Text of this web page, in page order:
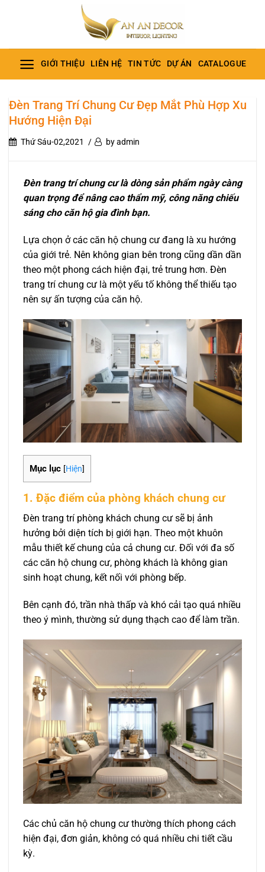
dung
GIỚI THIỆU LIÊN HỆ TIN TỨC DỰ ÁN CATALOGUE
Đèn Trang Trí Chung Cư Đẹp Mắt Phù Hợp Xu
Hướng Hiện Đại
Thứ Sáu-02,2021 by admin
Đèn trang trí chung cư là dòng sản phẩm ngày càng
quan trọng để nâng cao thẩm mỹ, công năng chiếu
sáng cho căn hộ gia đình bạn.
Lựa chọn ở các căn hộ chung cư đang là xu hướng
của giới trẻ. Nên không gian bên trong cũng dần dần
theo một phong cách hiện đại, trẻ trung hơn. Đèn
trang trí chung cư là một yếu tố không thể thiếu tạo
nên sự ấn tượng của căn hộ.
Mục lục [Hiện]
1. Đặc điểm của phòng khách chung cư
Đèn trang trí phòng khách chung cư sẽ bị ảnh
hưởng bởi diện tích bị giới hạn. Theo một khuôn
mẫu thiết kế chung của cả chung cư. Đối với đa số
các căn hộ chung cư, phòng khách là không gian
sinh hoạt chung, kết nối với phòng bếp.
Bên cạnh đó, trần nhà thấp và khó cải tạo quá nhiều
theo ý mình, thường sử dụng thạch cao để làm trần.
Các chủ căn hộ chung cư thường thích phong cách
hiện đại, đơn giản, không có quá nhiều chi tiết cầu
kỳ.